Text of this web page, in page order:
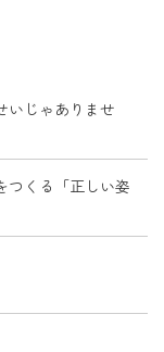
いじゃありませ
つくる「正しい姿